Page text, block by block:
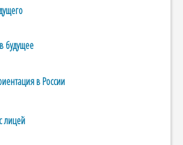
будущее
в России
лицей